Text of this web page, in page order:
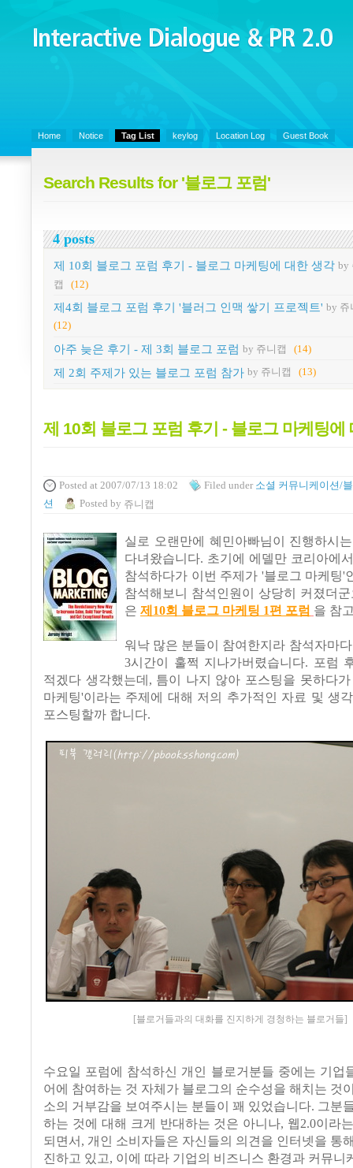
Interactive Dialogue &
PR 2.0
Home Notice Tag List keylog Location Log Guest Book
Search Results for '블로그 포럼'
4 posts
제 10회 블로그 포럼 후기 - 블로그 마케팅에 대한 생각 by
캡 (12)
제4회 블로그 포럼 후기 '블러그 인맥 쌓기 프로젝트' by 쥬
(12)
아주 늦은 후기 - 제 3회 블로그 포럼 by 쥬니캡 (14)
제 2회 주제가 있는 블로그 포럼 참가 by 쥬니캡 (13)
제 10회 블로그 포럼 후기 - 블로그 마케팅에
Posted at 2007/07/13 18:02 Filed under 소셜 커뮤니케이션/
션
Posted by 쥬니캡
실로 오랜만에 혜민아빠님이 진행하시
다녀왔습니다. 초기에 에델만 코리아에
참석하다가 이번 주제가 '블로그 마케팅'
참석해보니 참석인원이 상당히 커졌더
은 제10회 블로그 마케팅 1편 포럼 을 참
워낙 많은 분들이 참여한지라 참석자마
3시간이 훌쩍 지나가버렸습니다. 포럼
적겠다 생각했는데, 틈이 나지 않아 포스팅을 못하다
마케팅'이라는 주제에 대해 저의 추가적인 자료 및 생
포스팅할까 합니다.
[블로거들과의 대화를 진지하게 경청하는 블로거들]
수요일 포럼에 참석하신 개인 블로거분들 중에는 기업
어에 참여하는 것 자체가 블로그의 순수성을 해치는 것
소의 거부감을 보여주시는 분들이 꽤 있었습니다. 그분
하는 것에 대해 크게 반대하는 것은 아니나, 웹2.0이라
되면서, 개인 소비자들은 자신들의 의견을 인터넷을 통
진하고 있고, 이에 따라 기업의 비즈니스 환경과 커뮤니